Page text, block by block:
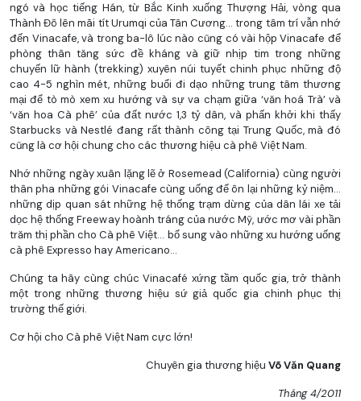
ngó và học tiếng Hán, từ Bắc Kinh xuống Thượng Hải, vòng qua
Thành Đô lên mãi tít Urumqi của Tân Cương… trong tâm trí vẫn nhớ
đến Vinacafe, và trong ba-lô lúc nào cũng có vài hộp Vinacafe để
phòng thân tăng sức đề kháng và giữ nhịp tim trong những
chuyến lữ hành (trekking) xuyên núi tuyết chinh phục những độ
cao 4-5 nghìn mét, những buổi đi dạo những trung tâm thương
mại để tò mò xem xu hướng và sự va chạm giữa ‘văn hoá Trà’ và
‘văn hoa Cà phê’ của đất nước 1,3 tỷ dân, và phấn khởi khi thấy
Starbucks và Nestlé đang rất thành công tại Trung Quốc, mà đó
cũng là cơ hội chung cho các thương hiệu cà phê Việt Nam.
Nhớ những ngày xuân lặng lẽ ở Rosemead (California) cùng người
thân pha những gói Vinacafe cùng uống để ôn lại những kỷ niệm…
những dịp quan sát những hệ thống trạm dừng của dân lái xe tải
dọc hệ thống Freeway hoành tráng của nước Mỹ, ước mơ vài phần
trăm thị phần cho Cà phê Việt… bổ sung vào những xu hướng uống
cà phê Expresso hay Americano…
Chúng ta hãy cùng chúc Vinacafé xứng tầm quốc gia, trở thành
một trong những thương hiệu sứ giả quốc gia chinh phục thị
trường thế giới.
Cơ hội cho Cà phê Việt Nam cực lớn!
Chuyên gia thương hiệu Võ Văn Quang
Tháng 4/2011